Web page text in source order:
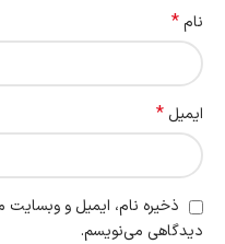
نام*
ایمیل *
ذخیره نام، ایمیل و وبسایت
دیدگاهی می‌نویسم.